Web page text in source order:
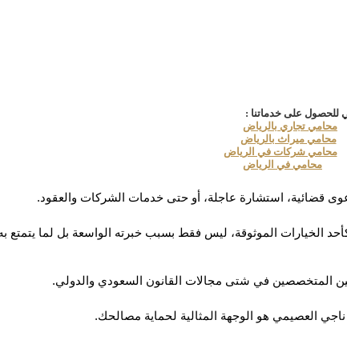
للحصول على خدماتنا :
محامي تجاري بالرياض
محامي ميراث بالرياض
محامي شركات في الرياض
محامي في الرياض
قضائية، استشارة عاجلة، أو حتى خدمات الشركات والعقود.
المتخصصين في شتى مجالات القانون السعودي والدولي.